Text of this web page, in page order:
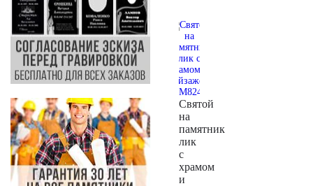
Святой
на
памятник
лик
с
храмом
и